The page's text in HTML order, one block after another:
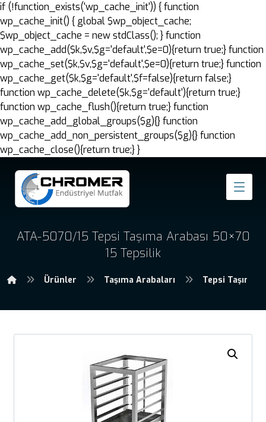
if (!function_exists('wp_cache_init')) { function
wp_cache_init() { global $wp_object_cache;
$wp_object_cache = new stdClass(); } function
wp_cache_add($k,$v,$g='default',$e=0){return true;} function
wp_cache_set($k,$v,$g='default',$e=0){return true;} function
wp_cache_get($k,$g='default',$f=false){return false;}
function wp_cache_delete($k,$g='default'){return true;}
function wp_cache_flush(){return true;} function
wp_cache_add_global_groups($g){} function
wp_cache_add_non_persistent_groups($g){} function
wp_cache_close(){return true;} }
ATA-5070/15 Tepsi Taşıma Arabası 50×70
15 Tepsilik
Ürünler Taşıma Arabaları Tepsi Taşıma